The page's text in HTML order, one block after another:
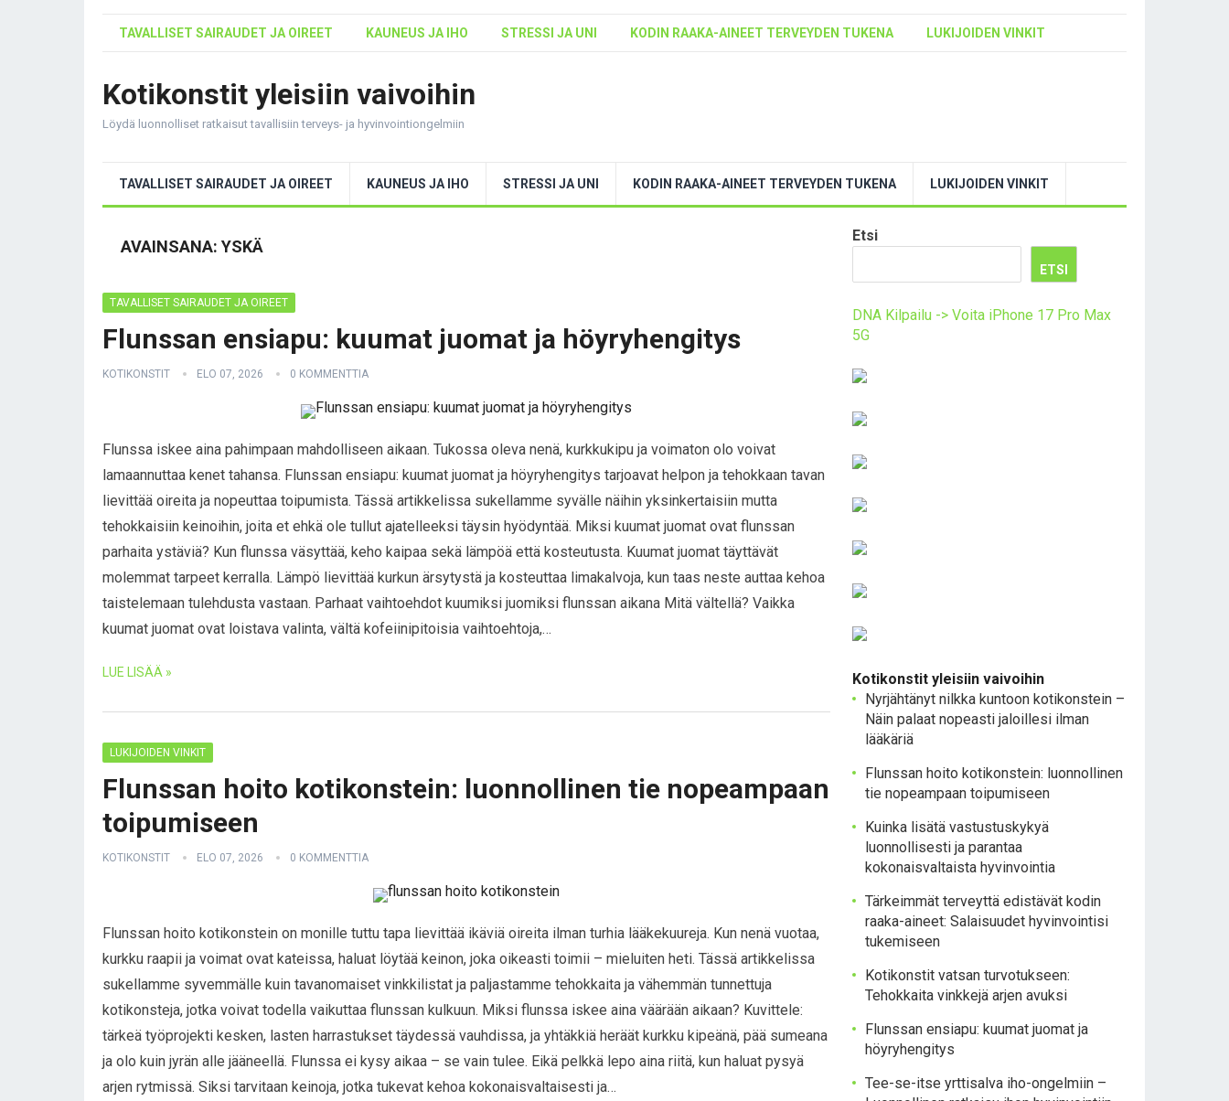
TAVALLISET SAIRAUDET JA OIREET KAUNEUS JA IHO STRESSI JA UNI KODIN RAAKA-AINEET TERVEYDEN TUKENA LUKIJOIDEN VINKIT
Kotikonstit yleisiin vaivoihin
Löydä luonnolliset ratkaisut tavallisiin terveys- ja hyvinvointiongelmiin
TAVALLISET SAIRAUDET JA OIREET KAUNEUS JA IHO STRESSI JA UNI KODIN RAAKA-AINEET TERVEYDEN TUKENA LUKIJOIDEN VINKIT
AVAINSANA: YSKÄ
TAVALLISET SAIRAUDET JA OIREET
Flunssan ensiapu: kuumat juomat ja höyryhengitys
KOTIKONSTIT ELO 07, 2026 0 KOMMENTTIA
Flunssa iskee aina pahimpaan mahdolliseen aikaan. Tukossa oleva nenä, kurkkukipu ja voimaton olo voivat
lamaannuttaa kenet tahansa. Flunssan ensiapu: kuumat juomat ja höyryhengitys tarjoavat helpon ja tehokkaan tavan
lievittää oireita ja nopeuttaa toipumista. Tässä artikkelissa sukellamme syvälle näihin yksinkertaisiin mutta
tehokkaisiin keinoihin, joita et ehkä ole tullut ajatelleeksi täysin hyödyntää. Miksi kuumat juomat ovat flunssan
parhaita ystäviä? Kun flunssa väsyttää, keho kaipaa sekä lämpöä että kosteutusta. Kuumat juomat täyttävät
molemmat tarpeet kerralla. Lämpö lievittää kurkun ärsytystä ja kosteuttaa limakalvoja, kun taas neste auttaa kehoa
taistelemaan tulehdusta vastaan. Parhaat vaihtoehdot kuumiksi juomiksi flunssan aikana Mitä vältellä? Vaikka
kuumat juomat ovat loistava valinta, vältä kofeiinipitoisia vaihtoehtoja,…
LUE LISÄÄ »
LUKIJOIDEN VINKIT
Flunssan hoito kotikonstein: luonnollinen tie nopeampaan
toipumiseen
KOTIKONSTIT ELO 07, 2026 0 KOMMENTTIA
Flunssan hoito kotikonstein on monille tuttu tapa lievittää ikäviä oireita ilman turhia lääkekuureja. Kun nenä vuotaa,
kurkku raapii ja voimat ovat kateissa, haluat löytää keinon, joka oikeasti toimii – mieluiten heti. Tässä artikkelissa
sukellamme syvemmälle kuin tavanomaiset vinkkilistat ja paljastamme tehokkaita ja vähemmän tunnettuja
kotikonsteja, jotka voivat todella vaikuttaa flunssan kulkuun. Miksi flunssa iskee aina väärään aikaan? Kuvittele:
tärkeä työprojekti kesken, lasten harrastukset täydessä vauhdissa, ja yhtäkkiä heräät kurkku kipeänä, pää sumeana
ja olo kuin jyrän alle jääneellä. Flunssa ei kysy aikaa – se vain tulee. Eikä pelkkä lepo aina riitä, kun haluat pysyä
arjen rytmissä. Siksi tarvitaan keinoja, jotka tukevat kehoa kokonaisvaltaisesti ja…
Etsi
ETSI
DNA Kilpailu -> Voita iPhone 17 Pro Max
5G
Kotikonstit yleisiin vaivoihin
Nyrjähtänyt nilkka kuntoon kotikonstein –
Näin palaat nopeasti jaloillesi ilman
lääkäriä
Flunssan hoito kotikonstein: luonnollinen
tie nopeampaan toipumiseen
Kuinka lisätä vastustuskykyä
luonnollisesti ja parantaa
kokonaisvaltaista hyvinvointia
Tärkeimmät terveyttä edistävät kodin
raaka-aineet: Salaisuudet hyvinvointisi
tukemiseen
Kotikonstit vatsan turvotukseen:
Tehokkaita vinkkejä arjen avuksi
Flunssan ensiapu: kuumat juomat ja
höyryhengitys
Tee-se-itse yrttisalva iho-ongelmiin –